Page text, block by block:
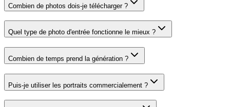
Combien de photos dois-je télécharger ?
Quel type de photo d'entrée fonctionne le mieux ?
Combien de temps prend la génération ?
Puis-je utiliser les portraits commercialement ?